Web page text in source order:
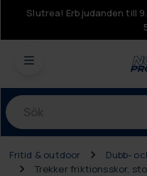
Slutrea! Erbjudanden till
Produkter
Fritid & outdoor Dubb-
Trekker friktionsskor,